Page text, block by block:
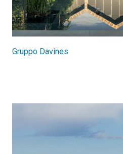
Gruppo Davines